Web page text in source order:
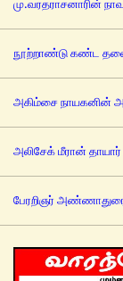
மு.வரதராசனாரின்
நூற்றாண்டு கண்ட
அகிம்சை நாயகனின்
அலிசேக் மீரான் தாயார்
பேரறிஞர்